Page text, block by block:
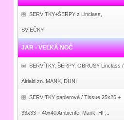
SERVÍTKY+ŠERPY z Linclass,
SVIEČKY
JAR - VEĽKÁ NOC
SERVÍTKY, ŠERPY, OBRUSY Linclass /
Airlaid zn. MANK, DUNI
SERVÍTKY papierové / Tissue 25x25 +
33x33 + 40x40 Ambiente, Mank, HF,..